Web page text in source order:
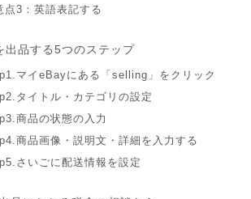
点3：英語表記する
出品する5つのステップ
マイeBayにある「selling」をクリック
タイトル・カテゴリの設定
商品の状態の入力
商品画像・説明文・詳細を入力する
さいごに配送情報を設定